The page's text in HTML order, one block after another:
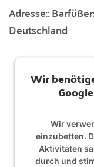
Adresse::
Deutschland
Wir
Wir
einzubetten.
Aktivitäten
durch und